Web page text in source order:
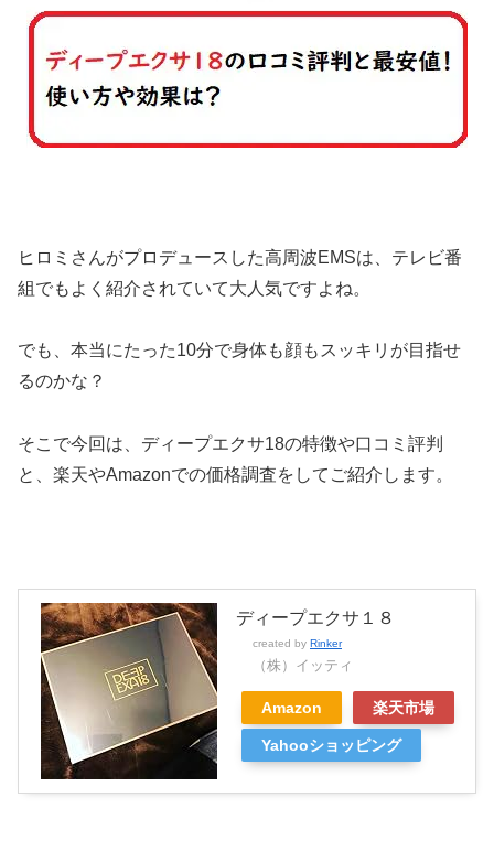
ヒロミさんがプロデュースした高周波EMSは、テレビ番
組でもよく紹介されていて大人気ですよね。
でも、本当にたった10分で身体も顔もスッキリが目指せ
るのかな？
そこで今回は、ディープエクサ18の特徴や口コミ評判
と、楽天やAmazonでの価格調査をしてご紹介します。
ディープエクサ１８
created by Rinker
（株）イッティ
Amazon 楽天市場
Yahooショッピング